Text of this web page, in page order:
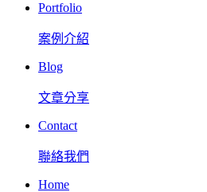
Portfolio
案例介紹
Blog
文章分享
Contact
聯絡我們
Home